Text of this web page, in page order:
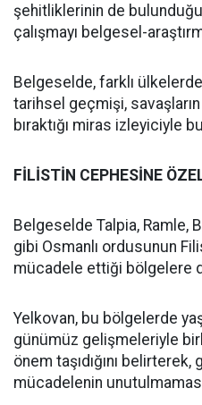
şehitliklerinin de
çalışmayı belgesel-
Belgeselde, farklı
tarihsel geçmişi,
bıraktığı miras izleyiciyle
FİLİSTİN CEPHESİNE
Belgeselde Talpia, Ramle,
gibi Osmanlı ordusunun
mücadele ettiği bölgelere
Yelkovan, bu bölgelerde
günümüz gelişmeleriyle
önem taşıdığını
mücadelenin